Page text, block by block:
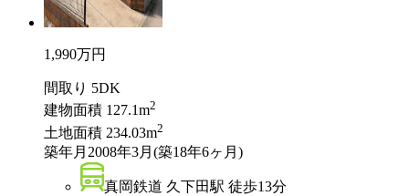
1,990万円
間取り 5DK
建物面積 127.1m2
土地面積 234.03m2
築年月 2008年3月(築18年6ヶ月)
真岡鉄道 久下田駅 徒歩13分